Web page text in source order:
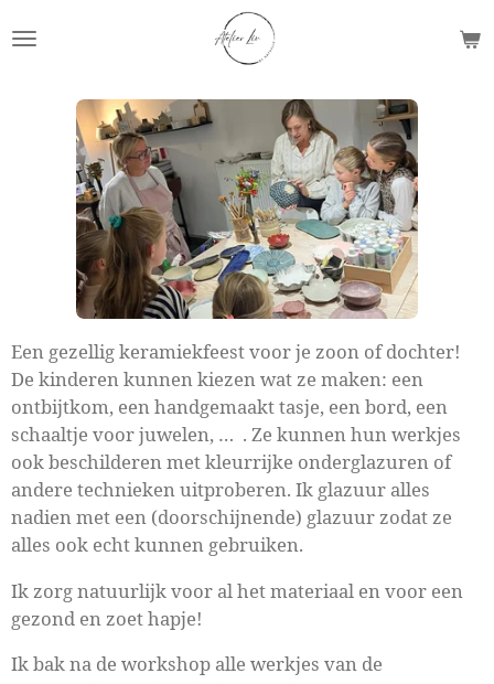
direct
hoofdinhoud
Een gezellig keramiekfeest voor je zoon of dochter!
De kinderen kunnen kiezen wat ze maken: een
ontbijtkom, een handgemaakt tasje, een bord, een
schaaltje voor juwelen, … . Ze kunnen hun werkjes
ook beschilderen met kleurrijke onderglazuren of
andere technieken uitproberen. Ik glazuur alles
nadien met een (doorschijnende) glazuur zodat ze
alles ook echt kunnen gebruiken.
Ik zorg natuurlijk voor al het materiaal en voor een
gezond en zoet hapje!
Ik bak na de workshop alle werkjes van de